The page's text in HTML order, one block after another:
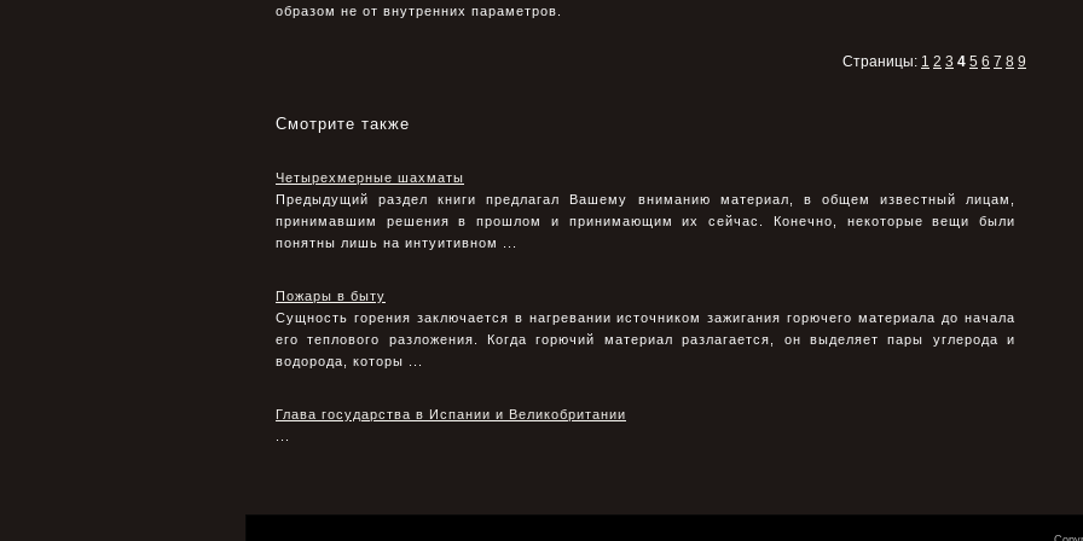
образом не от внутренних параметров.
Страницы: 1 2 3 4 5 6 7 8 9
Смотрите также
Четырехмерные шахматы
Предыдущий раздел книги предлагал Вашему вниманию материал, в общем известный лицам,
принимавшим решения в прошлом и принимающим их сейчас. Конечно, некоторые вещи были
понятны лишь на интуитивном ...
Пожары в быту
Сущность горения заключается в нагревании источником зажигания горючего материала до начала
его теплового разложения. Когда горючий материал разлагается, он выделяет пары углерода и
водорода, которы ...
Глава государства в Испании и Великобритании